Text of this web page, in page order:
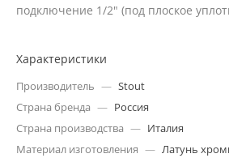
подключение 1/2" (под плоское
Характеристики
Производитель — Stout
Страна бренда — Россия
Страна производства — Италия
Материал изготовления — Латунь